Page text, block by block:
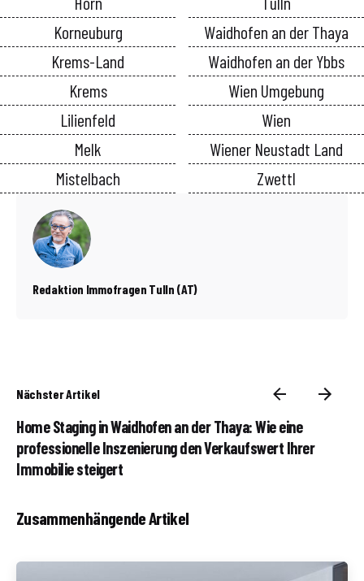
Korneuburg
Krems-Land
Krems
Lilienfeld
Melk
Mistelbach
Waidhofen an der Thaya
Waidhofen an der Ybbs
Wien Umgebung
Wien
Wiener Neustadt Land
Zwettl
Redaktion Immofragen Tulln (AT)
Nächster Artikel
Home Staging in Waidhofen an der Thaya: Wie eine
professionelle Inszenierung den Verkaufswert Ihrer
Immobilie steigert
Zusammenhängende Artikel